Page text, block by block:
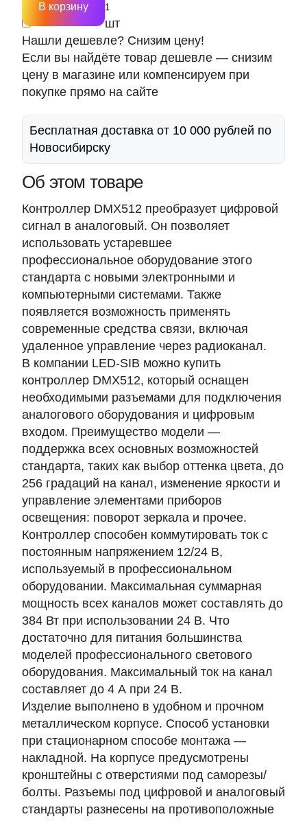
шт
В корзину
Нашли дешевле? Снизим цену!
Если вы найдёте товар дешевле — снизим
цену в магазине или компенсируем при
покупке прямо на сайте
Бесплатная доставка от 10 000 рублей по
Новосибирску
Об этом товаре
Контроллер DMX512 преобразует цифровой
сигнал в аналоговый. Он позволяет
использовать устаревшее
профессиональное оборудование этого
стандарта с новыми электронными и
компьютерными системами. Также
появляется возможность применять
современные средства связи, включая
удаленное управление через радиоканал.
В компании LED-SIB можно купить
контроллер DMX512, который оснащен
необходимыми разъемами для подключения
аналогового оборудования и цифровым
входом. Преимущество модели —
поддержка всех основных возможностей
стандарта, таких как выбор оттенка цвета, до
256 градаций на канал, изменение яркости и
управление элементами приборов
освещения: поворот зеркала и прочее.
Контроллер способен коммутировать ток с
постоянным напряжением 12/24 В,
используемый в профессиональном
оборудовании. Максимальная суммарная
мощность всех каналов может составлять до
384 Вт при использовании 24 В. Что
достаточно для питания большинства
моделей профессионального светового
оборудования. Максимальный ток на канал
составляет до 4 А при 24 В.
Изделие выполнено в удобном и прочном
металлическом корпусе. Способ установки
при стационарном способе монтажа —
накладной. На корпусе предусмотрены
кронштейны с отверстиями под саморезы/
болты. Разъемы под цифровой и аналоговый
стандарты разнесены на противоположные